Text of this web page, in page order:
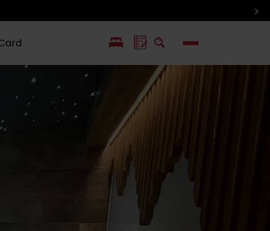
Smaki i życie
Liptowa
i inne
Wlkolinec –
Zabytek
UNESCO